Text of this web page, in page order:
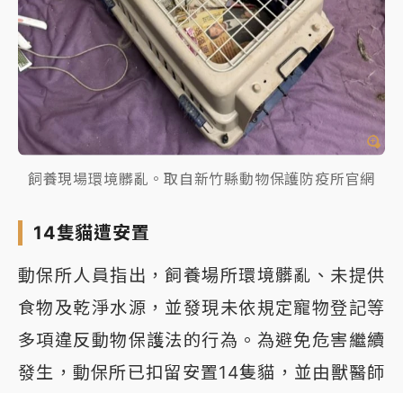
飼養現場環境髒亂。取自新竹縣動物保護防疫所官網
14隻貓遭安置
動保所人員指出，飼養場所環境髒亂、未提供
食物及乾淨水源，並發現未依規定寵物登記等
多項違反動物保護法的行為。為避免危害繼續
發生，動保所已扣留安置14隻貓，並由獸醫師